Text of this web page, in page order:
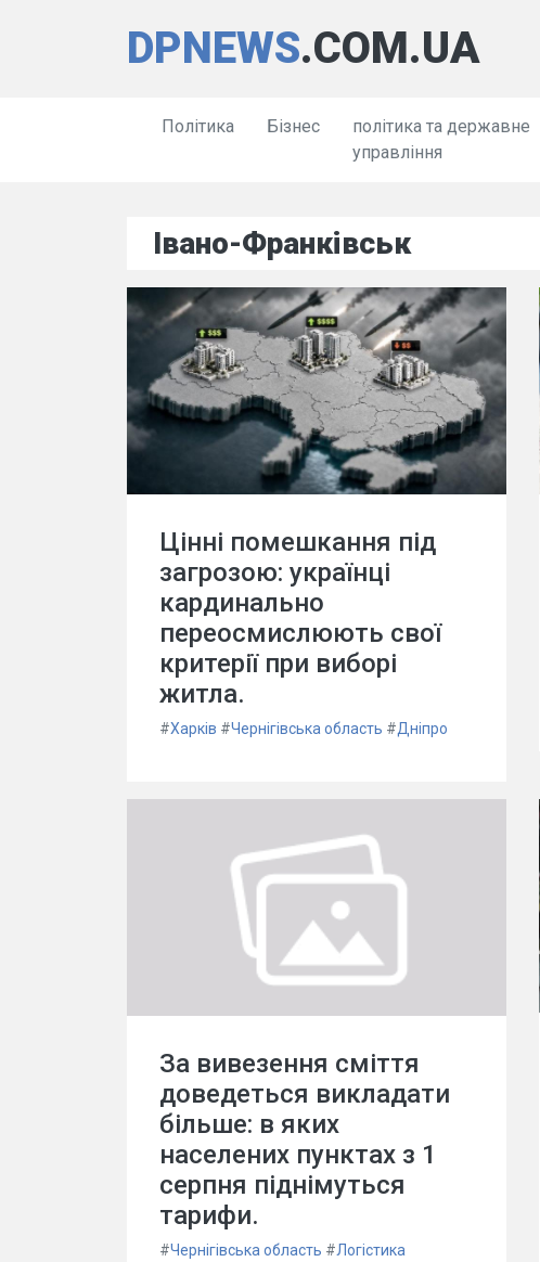
DPNEWS.COM.UA
Політика Бізнес
політика та державне
управління
Івано-Франківськ
Цінні помешкання під
загрозою: українці
кардинально
переосмислюють свої
критерії при виборі
житла.
#Харків #Чернігівська область #Дніпро
За вивезення сміття
доведеться викладати
більше: в яких
населених пунктах з 1
серпня піднімуться
тарифи.
#Чернігівська область #Логістика